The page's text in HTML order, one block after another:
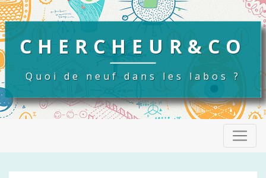
CHERCHEUR&CO
Quoi de neuf dans les labos ?